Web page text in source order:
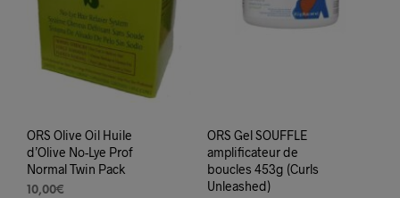
ORS Olive Oil Huile
d’Olive No-Lye Prof
Normal Twin Pack
10,00€
ORS Gel SOUFFLE
amplificateur de
boucles 453g (Curls
Unleashed)